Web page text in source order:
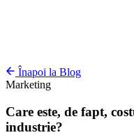
Înapoi la Blog
Marketing
Care este, de fapt,
industrie?